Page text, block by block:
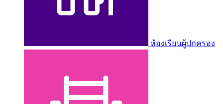
ห้องเรียนผู้ปกครอง